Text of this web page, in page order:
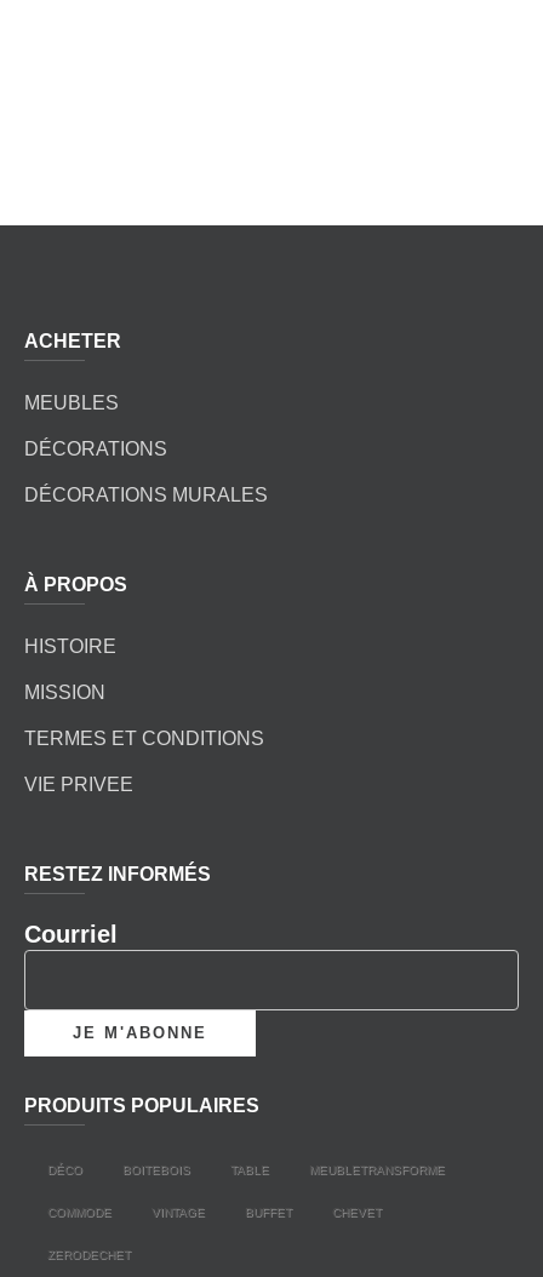
ACHETER
MEUBLES
DÉCORATIONS
DÉCORATIONS MURALES
À PROPOS
HISTOIRE
MISSION
TERMES ET CONDITIONS
VIE PRIVEE
RESTEZ INFORMÉS
Courriel
PRODUITS POPULAIRES
DÉCO BOITEBOIS TABLE MEUBLETRANSFORME
COMMODE VINTAGE BUFFET CHEVET
ZERODECHET